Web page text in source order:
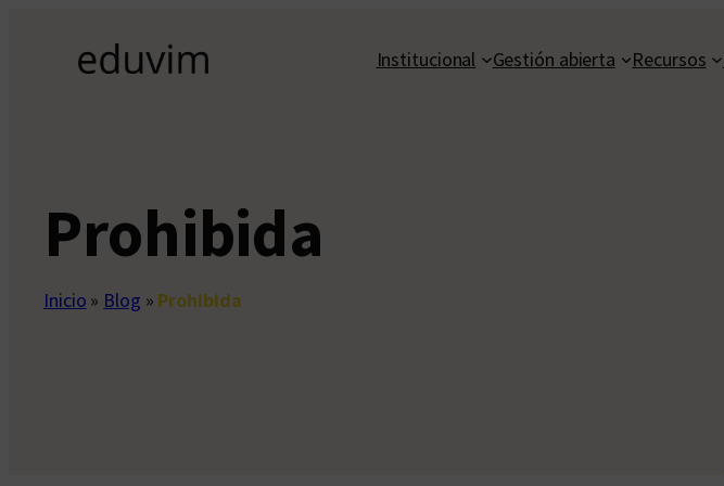
contenido
Institucional Gestión abierta Recursos
Prohibida
Inicio » Blog » Prohibida